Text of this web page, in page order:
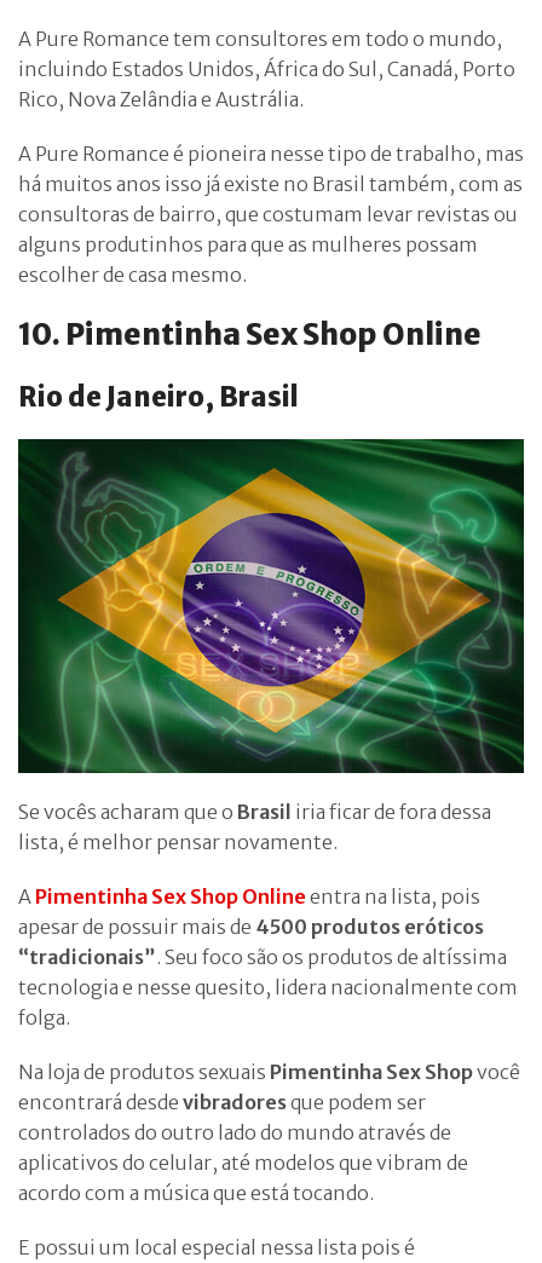
A Pure Romance tem consultores em todo o mundo,
incluindo Estados Unidos, África do Sul, Canadá, Porto
Rico, Nova Zelândia e Austrália.
A Pure Romance é pioneira nesse tipo de trabalho, mas
há muitos anos isso já existe no Brasil também, com as
consultoras de bairro, que costumam levar revistas ou
alguns produtinhos para que as mulheres possam
escolher de casa mesmo.
10. Pimentinha Sex Shop Online
Rio de Janeiro, Brasil
Se vocês acharam que o Brasil iria ficar de fora dessa
lista, é melhor pensar novamente.
A Pimentinha Sex Shop Online entra na lista, pois
apesar de possuir mais de 4500 produtos eróticos
“tradicionais”. Seu foco são os produtos de altíssima
tecnologia e nesse quesito, lidera nacionalmente com
folga.
Na loja de produtos sexuais Pimentinha Sex Shopvocê
encontrará desde vibradoresque podem ser
controlados do outro lado do mundo através de
aplicativos do celular, até modelos que vibram de
acordo com a música que está tocando.
E possui um local especial nessa lista pois é